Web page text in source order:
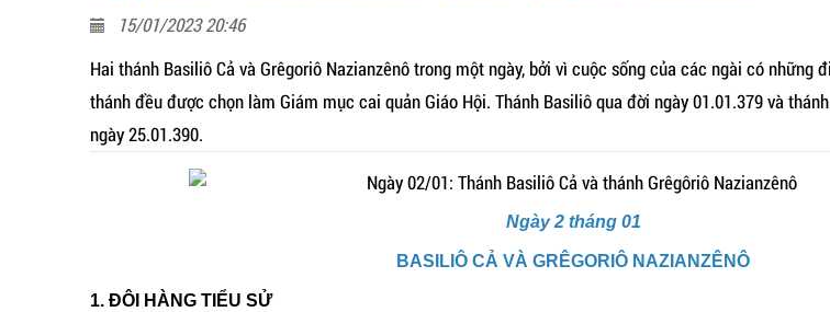
15/01/2023 20:46
Hai thánh Basiliô Cả và Grêgoriô Nazianzênô trong một ngày, bởi vì cuộc sống của các ngài có những
thánh đều được chọn làm Giám mục cai quản Giáo Hội. Thánh Basiliô qua đời ngày 01.01.379 và
ngày 25.01.390.
Ngày 2 tháng 01
BASILIÔ CẢ VÀ GRÊGORIÔ NAZIANZÊNÔ
1. ĐÔI HÀNG TIỂU SỬ